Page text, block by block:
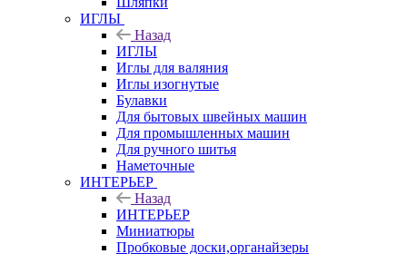
ИГЛЫ
Назад
ИГЛЫ
Иглы для валяния
Иглы изогнутые
Булавки
Для бытовых швейных машин
Для промышленных машин
Для ручного шитья
Наметочные
ИНТЕРЬЕР
Назад
ИНТЕРЬЕР
Миниатюры
Пробковые доски,органайзеры